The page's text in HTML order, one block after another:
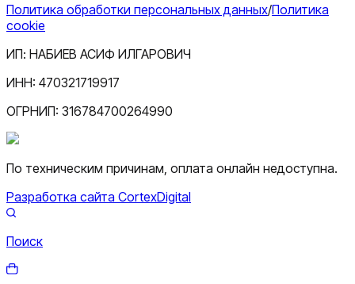
Политика обработки персональных данных/Политика
cookie
ИП: НАБИЕВ АСИФ ИЛГАРОВИЧ
ИНН: 470321719917
ОГРНИП: 316784700264990
По техническим причинам, оплата онлайн недоступна.
Разработка сайта CortexDigital
Поиск